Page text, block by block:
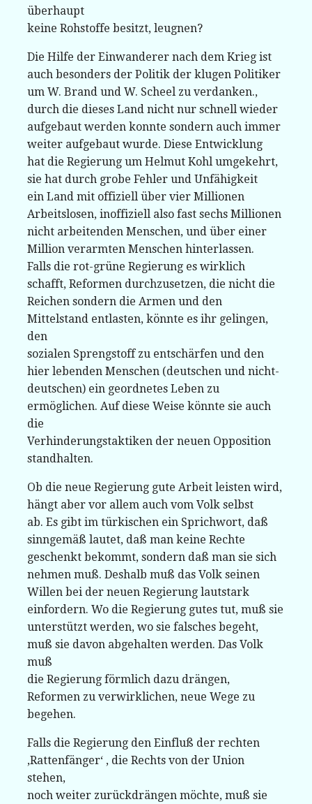
überhaupt
keine Rohstoffe besitzt, leugnen?
Die Hilfe der Einwanderer nach dem Krieg ist
auch besonders der Politik der klugen Politiker
um W. Brand und W. Scheel zu verdanken.,
durch die dieses Land nicht nur schnell wieder
aufgebaut werden konnte sondern auch immer
weiter aufgebaut wurde. Diese Entwicklung
hat die Regierung um Helmut Kohl umgekehrt,
sie hat durch grobe Fehler und Unfähigkeit
ein Land mit offiziell über vier Millionen
Arbeitslosen, inoffiziell also fast sechs Millionen
nicht arbeitenden Menschen, und über einer
Million verarmten Menschen hinterlassen.
Falls die rot-grüne Regierung es wirklich
schafft, Reformen durchzusetzen, die nicht die
Reichen sondern die Armen und den
Mittelstand entlasten, könnte es ihr gelingen,
den
sozialen Sprengstoff zu entschärfen und den
hier lebenden Menschen (deutschen und nicht-
deutschen) ein geordnetes Leben zu
ermöglichen. Auf diese Weise könnte sie auch
die
Verhinderungstaktiken der neuen Opposition
standhalten.
Ob die neue Regierung gute Arbeit leisten wird,
hängt aber vor allem auch vom Volk selbst
ab. Es gibt im türkischen ein Sprichwort, daß
sinngemäß lautet, daß man keine Rechte
geschenkt bekommt, sondern daß man sie sich
nehmen muß. Deshalb muß das Volk seinen
Willen bei der neuen Regierung lautstark
einfordern. Wo die Regierung gutes tut, muß sie
unterstützt werden, wo sie falsches begeht,
muß sie davon abgehalten werden. Das Volk
muß
die Regierung förmlich dazu drängen,
Reformen zu verwirklichen, neue Wege zu
begehen.
Falls die Regierung den Einfluß der rechten
‚Rattenfänger‘ , die Rechts von der Union
stehen,
noch weiter zurückdrängen möchte, muß sie